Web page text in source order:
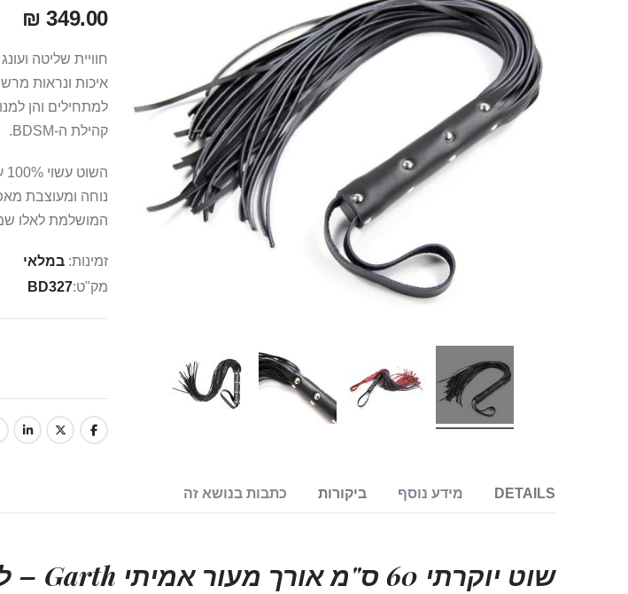
תמונות
תמונות
349.00 ₪
איכות ונראות
למתחילים והן
קהילת ה-BDSM.
המושלמת לאלו
זמינות: במלאי
מק"ט BD327
DETAILS מידע נוסף ביקורות כתבות בנושא זה
שוט יוקרתי 60 ס"מ אורך מעור אמיתי Garth – להפוך את הרגעים לאמנות חושנית